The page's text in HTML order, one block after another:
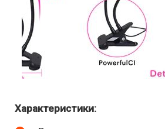
Характеристики: